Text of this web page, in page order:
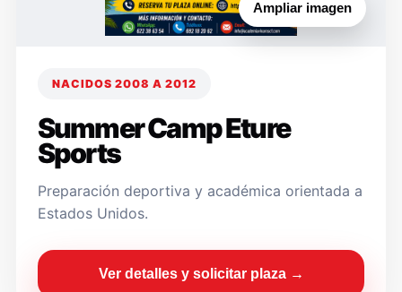
Ampliar imagen
NACIDOS 2008 A 2012
Summer Camp Eture
Sports
Preparación deportiva y académica orientada a
Estados Unidos.
Ver detalles y solicitar plaza →